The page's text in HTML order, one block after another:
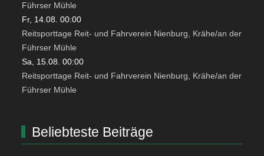
Führser Mühle
Fr, 14.08. 00:00
Reitsporttage Reit- und Fahrverein Nienburg, Krähe/an der
Führser Mühle
Sa, 15.08. 00:00
Reitsporttage Reit- und Fahrverein Nienburg, Krähe/an der
Führser Mühle
Beliebteste Beiträge